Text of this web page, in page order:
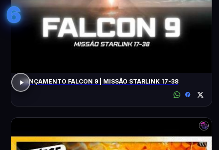
6
LANÇAMENTO FALCON 9 | MISSÃO STARLINK 17-38